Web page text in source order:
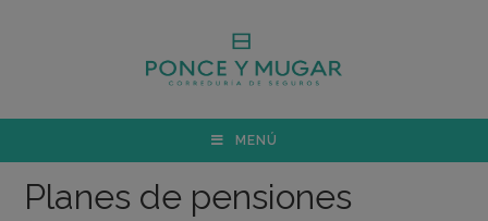
MENÚ
Planes de pensiones